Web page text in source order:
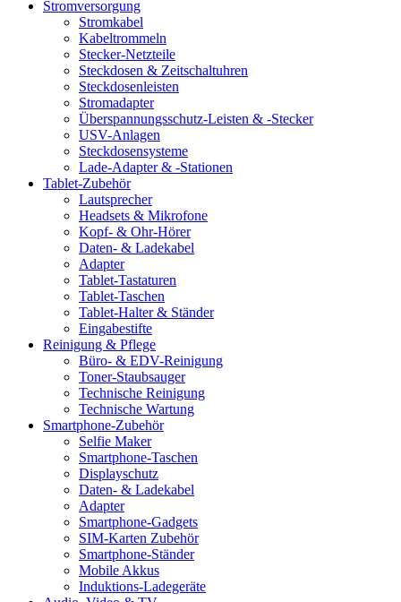
Stromversorgung
Stromkabel
Kabeltrommeln
Stecker-Netzteile
Steckdosen & Zeitschaltuhren
Steckdosenleisten
Stromadapter
Überspannungsschutz-Leisten & -Stecker
USV-Anlagen
Steckdosensysteme
Lade-Adapter & -Stationen
Tablet-Zubehör
Lautsprecher
Headsets & Mikrofone
Kopf- & Ohr-Hörer
Daten- & Ladekabel
Adapter
Tablet-Tastaturen
Tablet-Taschen
Tablet-Halter & Ständer
Eingabestifte
Reinigung & Pflege
Büro- & EDV-Reinigung
Toner-Staubsauger
Technische Reinigung
Technische Wartung
Smartphone-Zubehör
Selfie Maker
Smartphone-Taschen
Displayschutz
Daten- & Ladekabel
Adapter
Smartphone-Gadgets
SIM-Karten Zubehör
Smartphone-Ständer
Mobile Akkus
Induktions-Ladegeräte